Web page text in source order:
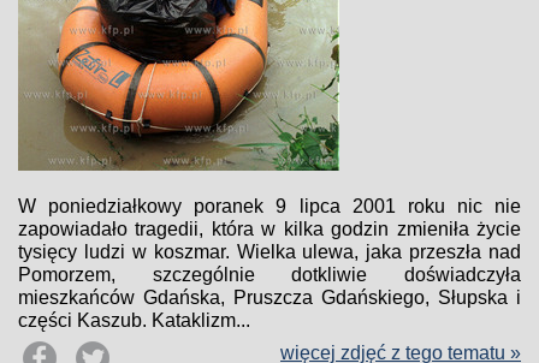
W poniedziałkowy poranek 9 lipca 2001 roku nic nie
zapowiadało tragedii, która w kilka godzin zmieniła życie
tysięcy ludzi w koszmar. Wielka ulewa, jaka przeszła nad
Pomorzem, szczególnie dotkliwie doświadczyła
mieszkańców Gdańska, Pruszcza Gdańskiego, Słupska i
części Kaszub. Kataklizm...
więcej zdjęć z tego tematu »